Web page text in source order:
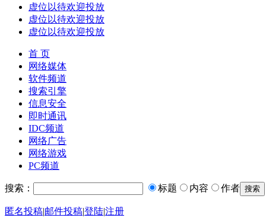
虚位以待欢迎投放
虚位以待欢迎投放
虚位以待欢迎投放
首 页
网络媒体
软件频道
搜索引擎
信息安全
即时通讯
IDC频道
网络广告
网络游戏
PC频道
搜索： 标题 内容 作者
匿名投稿|邮件投稿|登陆|注册